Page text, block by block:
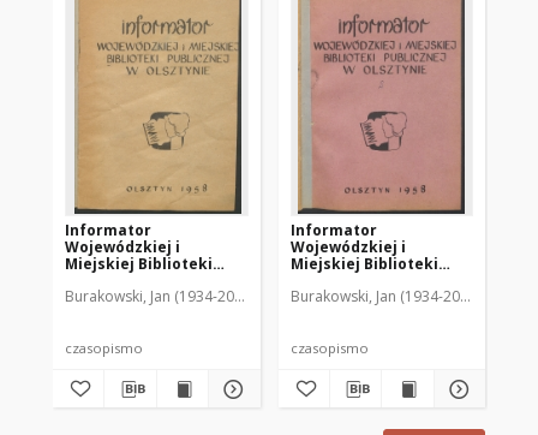
Informator
Wojewódzkiej i
Miejskiej Biblioteki
1958, nr 1
Burakowski, Jan (1934-2013). Red. Giżyńska, Halina (1932-2012). Red.
czasopismo
Informator
Wojewódzkiej i
Miejskiej Biblioteki
1958, z. 2
Burakowski, Jan (1934-2013). Red.
czasopismo